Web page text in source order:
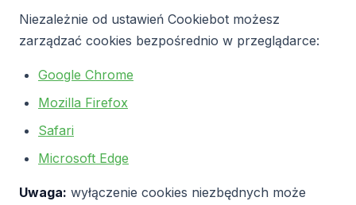
Niezależnie od ustawień Cookiebot możesz
zarządzać cookies bezpośrednio w przeglądarce:
Google Chrome
Mozilla Firefox
Safari
Microsoft Edge
Uwaga: wyłączenie cookies niezbędnych może